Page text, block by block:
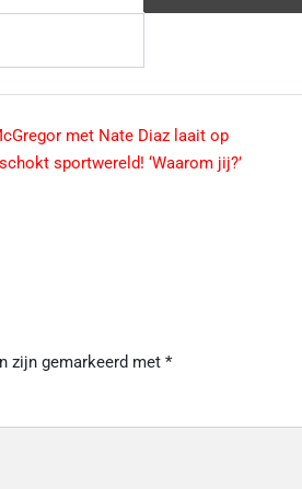
met Nate Diaz laait op
sportwereld! ‘Waarom jij?’
zijn gemarkeerd met *